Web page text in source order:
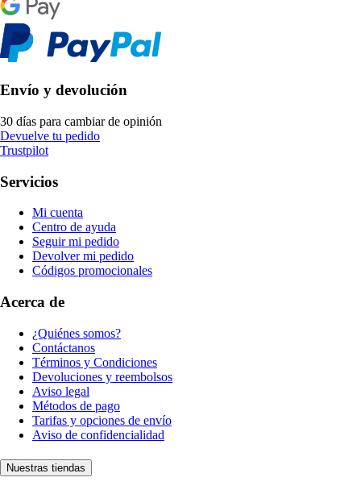
Envío y devolución
30 días para cambiar de opinión
Devuelve tu pedido
Trustpilot
Servicios
Mi cuenta
Centro de ayuda
Seguir mi pedido
Devolver mi pedido
Códigos promocionales
Acerca de
¿Quiénes somos?
Contáctanos
Términos y Condiciones
Devoluciones y reembolsos
Aviso legal
Métodos de pago
Tarifas y opciones de envío
Aviso de confidencialidad
Nuestras tiendas